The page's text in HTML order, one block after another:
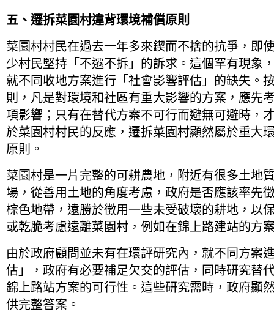
五、遷拆菜園村違背環境補償原則
菜園村村民在過去一年多來鍥而不捨的抗爭，即
少村民堅持「不遷不拆」的訴求。這個罕有現象
就不同收地方案進行「社會影響評估」的缺失。
則，凡是對環境和社區有重大影響的方案，應先
項影響；只有在替代方案不可行而避無可避時，
於菜園村村民的反應，遷拆菜園村顯然屬於重大
原則。
菜園村是一片完整的可耕農地，附近有很多土地
場，從善用土地的角度考慮，政府是否應該率先
棕色地帶，遠勝於徵用一些未受破壞的耕地，以
或乾脆考慮遠離菜園村，例如在錦上路建站的方
由於政府顧問並未有在環評研究內，就不同方案
估」，政府有必要補足欠交的評估，同時研究替
錦上路站方案的可行性。這些研究需時，政府顯
供完整答案。